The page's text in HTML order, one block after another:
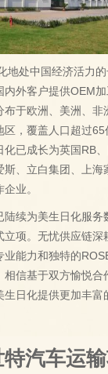
处中国经济活力的
内外客户提供OEM
于欧洲、美洲、非
区，覆盖人口超过
化已成长为英国RB
斯、立白集团、上海
业。
续为美生日化服务
立项。无忧供应链深
业能力和独特的
相信基于双方愉悦合
日化提供更加丰富
汽车运输